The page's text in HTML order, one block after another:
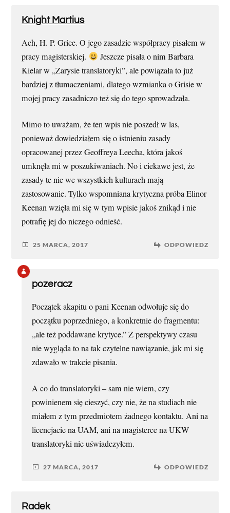
Knight Martius
Ach, H. P. Grice. O jego zasadzie współpracy pisałem w
pracy magisterskiej.
Jeszcze pisała o nim Barbara
Kielar w „Zarysie translatoryki”, ale powiązała to już
bardziej z tłumaczeniami, dlatego wzmianka o Grisie w
mojej pracy zasadniczo też się do tego sprowadzała.
Mimo to uważam, że ten wpis nie poszedł w las,
ponieważ dowiedziałem się o istnieniu zasady
opracowanej przez Geoffreya Leecha, która jakoś
umknęła mi w poszukiwaniach. No i ciekawe jest, że
zasady te nie we wszystkich kulturach mają
zastosowanie. Tylko wspomniana krytyczna próba Elinor
Keenan wzięła mi się w tym wpisie jakoś znikąd i nie
potrafię jej do niczego odnieść.
25 MARCA, 2017 ODPOWIEDZ
pozeracz
Początek akapitu o pani Keenan odwołuje się do
początku poprzedniego, a konkretnie do fragmentu:
„ale też poddawane krytyce.” Z perspektywy czasu
nie wygląda to na tak czytelne nawiązanie, jak mi się
zdawało w trakcie pisania.
A co do translatoryki – sam nie wiem, czy
powinienem się cieszyć, czy nie, że na studiach nie
miałem z tym przedmiotem żadnego kontaktu. Ani na
licencjacie na UAM, ani na magisterce na UKW
translatoryki nie uświadczyłem.
27 MARCA, 2017 ODPOWIEDZ
Radek